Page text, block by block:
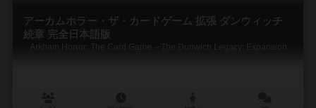
アーカムホラー・ザ・カードゲーム 拡張 ダンウィッチ
続章 完全日本語版
Arkham Horror: The Card Game – The Dunwich Legacy: Expansion